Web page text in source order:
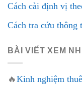
Cách cài định vị
Cách tra cứu thông
BÀI VIẾT XEM
🔥Kinh nghiệm